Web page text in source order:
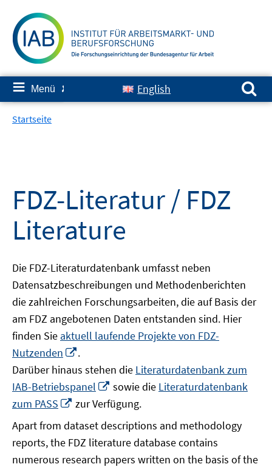
zum
Inhalt
≡ Menü ✘ English
Suchen nach:
Startseite
FDZ-Literatur / FDZ
Literature
Die FDZ-Literaturdatenbank umfasst neben
Datensatzbeschreibungen und Methodenberichten
die zahlreichen Forschungsarbeiten, die auf Basis der
am FDZ angebotenen Daten entstanden sind. Hier
finden Sie aktuell laufende Projekte von FDZ-
Nutzenden
neuem
Fenster
öffnen
.
Darüber hinaus stehen die Literaturdatenbank zum
IAB-Betriebspanel
In
neuem
Fenster
öffnen
sowie die Literaturdatenbank
zum PASS
In
Fenster
öffnen
zur Verfügung.
Apart from dataset descriptions and methodology
reports, the FDZ literature database contains
numerous research papers written on the basis of the